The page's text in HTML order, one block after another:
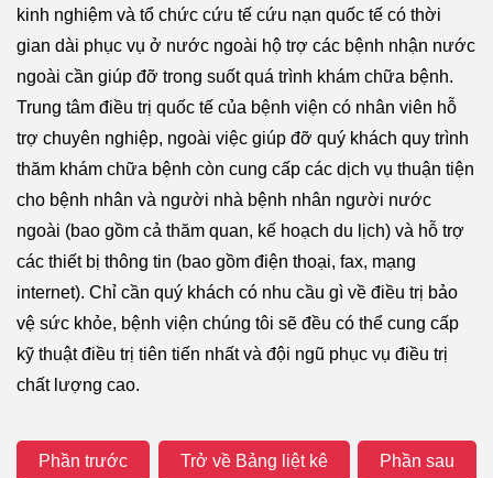
kinh nghiệm và tổ chức cứu tế cứu nạn quốc tế có thời
gian dài phục vụ ở nước ngoài hộ trợ các bệnh nhận nước
ngoài cần giúp đỡ trong suốt quá trình khám chữa bệnh.
Trung tâm điều trị quốc tế của bệnh viện có nhân viên hỗ
trợ chuyên nghiệp, ngoài việc giúp đỡ quý khách quy trình
thăm khám chữa bệnh còn cung cấp các dịch vụ thuận tiện
cho bệnh nhân và người nhà bệnh nhân người nước
ngoài (bao gồm cả thăm quan, kế hoạch du lịch) và hỗ trợ
các thiết bị thông tin (bao gồm điện thoại, fax, mạng
internet). Chỉ cần quý khách có nhu cầu gì về điều trị bảo
vệ sức khỏe, bệnh viện chúng tôi sẽ đều có thể cung cấp
kỹ thuật điều trị tiên tiến nhất và đội ngũ phục vụ điều trị
chất lượng cao.
Phần trước Trở về Bảng liệt kê Phần sau